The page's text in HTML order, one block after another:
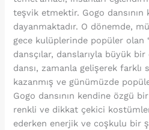
teşvik etmektir. Gogo dansının
dayanmaktadır. O dönemde,
gece kulüplerinde popüler olan
dansçılar, danslarıyla büyük
dansı, zamanla gelişerek
kazanmış ve günümüzde
Gogo dansının kendine özgü
renkli ve dikkat çekici
ederken enerjik ve coşkulu bir